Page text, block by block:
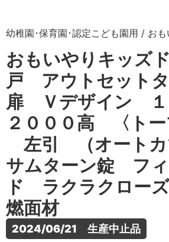
幼稚園･保育園･認定こども園用 / お
おもいやりキッズ
戸 アウトセット
扉 Ｖデザイン
２０００高 〈トー
左引 （オートカ
サムターン錠 フ
ド ラクラクロー
燃面材
2024/06/21　生産中止品